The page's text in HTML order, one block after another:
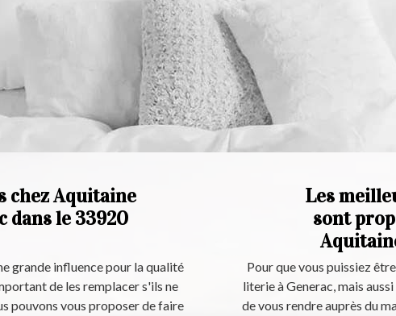
chez Aquitaine
dans le 33920
grande influence pour la qualité
de les remplacer s'ils ne
pouvons vous proposer de faire
Les
sont
Pour que vous puissiez
literie à Generac, mais
de vous rendre auprès du